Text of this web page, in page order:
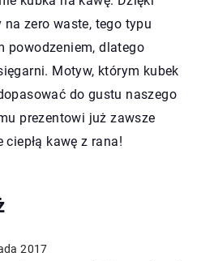
zero waste, tego typu
powodzeniem, dlatego
Motyw, którym kubek
do gustu naszego
prezentowi już zawsze
ciepłą kawę z rana!
2017